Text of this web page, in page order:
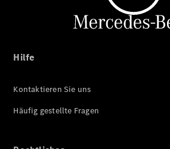
Hilfe
Kontaktieren Sie uns
Häufig gestellte Fragen